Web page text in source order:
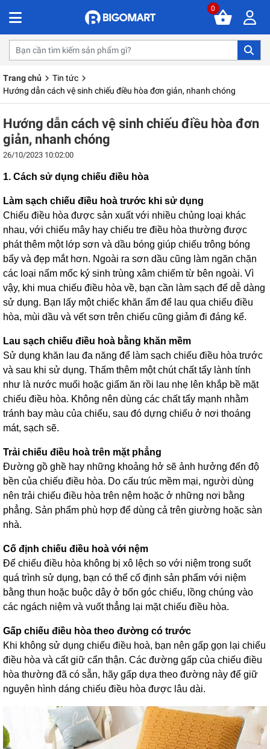
0
Trang chủ
Tin tức
Hướng dẫn cách vệ sinh chiếu điều hòa đơn giản, nhanh chóng
Hướng dẫn cách vệ sinh chiếu điều hòa đơn
giản, nhanh chóng
26/10/2023 10:02:00
1. Cách sử dụng chiếu điều hòa
Làm sạch chiếu điều hoà trước khi sử dụng
Chiếu điều hòa được sản xuất với nhiều chủng loại khác
nhau, với chiếu mây hay chiếu tre điều hòa thường được
phát thêm một lớp sơn và dầu bóng giúp chiếu trông bóng
bẩy và đẹp mắt hơn. Ngoài ra sơn dầu cũng làm ngăn chặn
các loại nấm mốc ký sinh trùng xâm chiếm từ bên ngoài. Vì
vậy, khi mua chiếu điều hòa về, bạn cần làm sạch để dễ dàng
sử dụng. Bạn lấy một chiếc khăn ẩm để lau qua chiếu điều
hòa, mùi dầu và vết sơn trên chiếu cũng giảm đi đáng kể.
Lau sạch chiếu điều hoà bằng khăn mềm
Sử dụng khăn lau đa năng để làm sạch chiếu điều hòa trước
và sau khi sử dụng. Thấm thêm một chút chất tẩy lành tính
như là nước muối hoặc giấm ăn rồi lau nhẹ lên khắp bề mặt
chiếu điều hòa. Không nên dùng các chất tẩy mạnh nhằm
tránh bay màu của chiếu, sau đó dựng chiếu ở nơi thoáng
mát, sạch sẽ.
Trải chiếu điều hoà trên mặt phẳng
Đường gồ ghề hay những khoảng hở sẽ ảnh hưởng đến độ
bền của chiếu điều hòa. Do cấu trúc mềm mại, người dùng
nên trải chiếu điều hòa trên nệm hoặc ở những nơi bằng
phẳng. Sản phẩm phù hợp để dùng cả trên giường hoặc sàn
nhà.
Cố định chiếu điều hoà với nệm
Để chiếu điều hòa không bị xô lệch so với niệm trong suốt
quá trình sử dụng, bạn có thể cố định sản phẩm với niệm
bằng thun hoặc buộc dây ở bốn góc chiếu, lồng chúng vào
các ngách niệm và vuốt thẳng lại mặt chiếu điều hòa.
Gấp chiếu điều hòa theo đường có trước
Khi không sử dụng chiếu điều hoà, bạn nên gấp gọn lại chiếu
điều hòa và cất giữ cẩn thận. Các đường gấp của chiếu điều
hòa thường đã có sẵn, hãy gấp dựa theo đường này để giữ
nguyên hình dáng chiếu điều hòa được lâu dài.